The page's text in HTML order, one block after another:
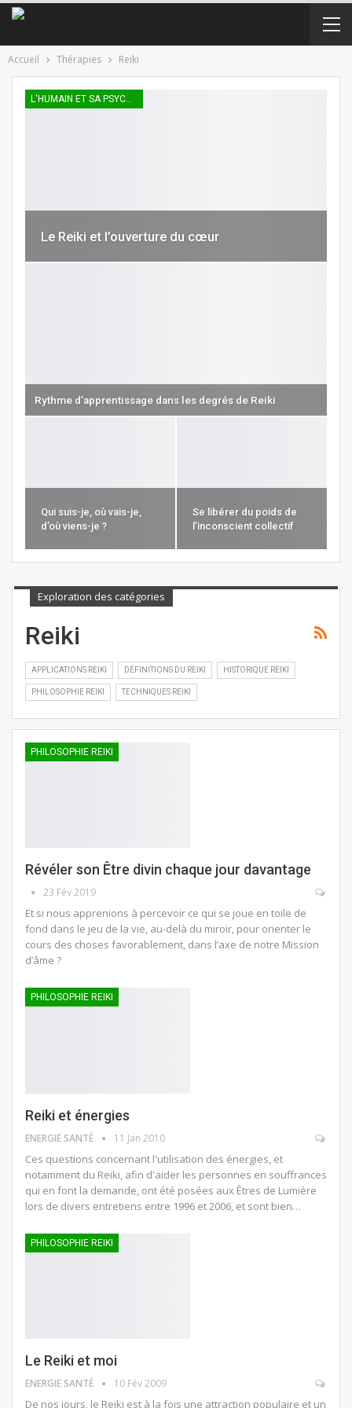
Accueil Thérapies Reiki
L'HUMAIN ET SA PSYCHÉE
Le Reiki et l’ouverture du cœur
Rythme d’apprentissage dans les degrés de Reiki
Qui suis-je, où vais-je,
d’où viens-je ?
Se libérer du poids de
l’inconscient collectif
Exploration des catégories
Reiki
APPLICATIONS REIKI DÉFINITIONS DU REIKI HISTORIQUE REIKI
PHILOSOPHIE REIKI TECHNIQUES REIKI
PHILOSOPHIE REIKI
Révéler son Être divin chaque jour davantage
23 Fév 2019
Et si nous apprenions à percevoir ce qui se joue en toile de
fond dans le jeu de la vie, au-delà du miroir, pour orienter le
cours des choses favorablement, dans l’axe de notre Mission
d’âme ?
PHILOSOPHIE REIKI
Reiki et énergies
ENERGIE SANTÉ 11 Jan 2010
Ces questions concernant l'utilisation des énergies, et
notamment du Reiki, afin d'aider les personnes en souffrances
qui en font la demande, ont été posées aux Êtres de Lumière
lors de divers entretiens entre 1996 et 2006, et sont bien…
PHILOSOPHIE REIKI
Le Reiki et moi
ENERGIE SANTÉ 10 Fév 2009
De nos jours, le Reiki est à la fois une attraction populaire et un